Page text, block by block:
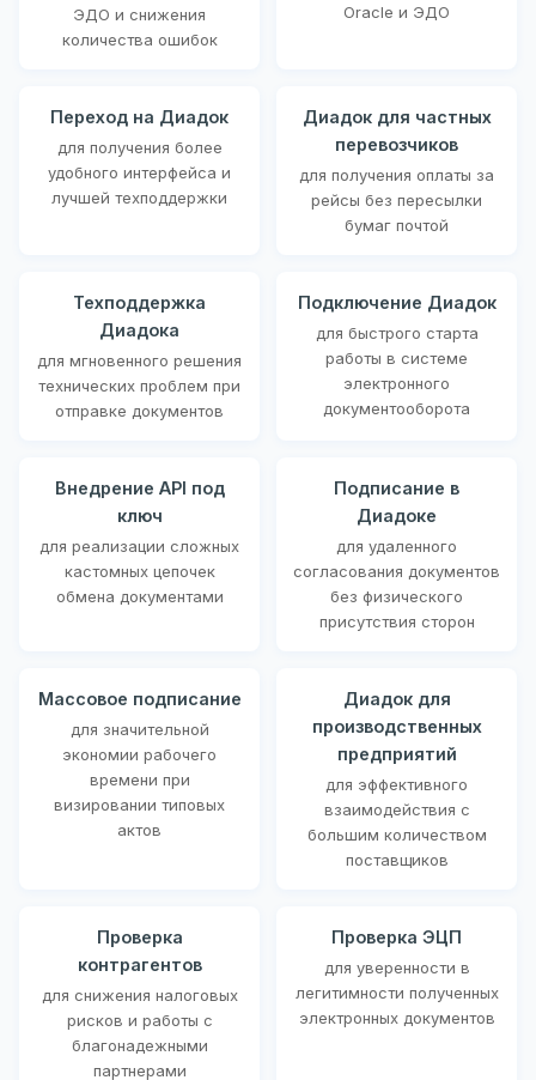
ЭДО и снижения
количества ошибок
Oracle и ЭДО
Переход на Диадок
для получения более
удобного интерфейса и
лучшей техподдержки
Диадок для частных
перевозчиков
для получения оплаты за
рейсы без пересылки
бумаг почтой
Техподдержка
Диадока
для мгновенного решения
технических проблем при
отправке документов
Подключение Диадок
для быстрого старта
работы в системе
электронного
документооборота
Внедрение API под
ключ
для реализации сложных
кастомных цепочек
обмена документами
Подписание в
Диадоке
для удаленного
согласования документов
без физического
присутствия сторон
Массовое подписание
для значительной
экономии рабочего
времени при
визировании типовых
актов
Диадок для
производственных
предприятий
для эффективного
взаимодействия с
большим количеством
поставщиков
Проверка
контрагентов
для снижения налоговых
рисков и работы с
благонадежными
партнерами
Проверка ЭЦП
для уверенности в
легитимности полученных
электронных документов